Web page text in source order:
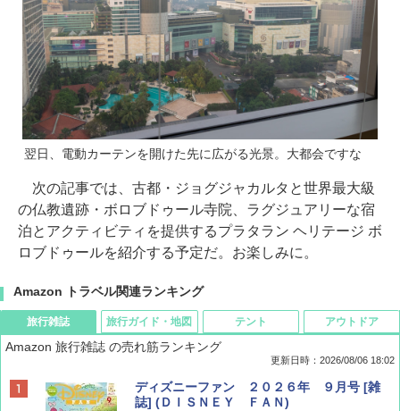
翌日、電動カーテンを開けた先に広がる光景。大都会ですな
次の記事では、古都・ジョグジャカルタと世界最大級
の仏教遺跡・ボロブドゥール寺院、ラグジュアリーな宿
泊とアクティビティを提供するプラタラン ヘリテージ ボ
ロブドゥールを紹介する予定だ。お楽しみに。
Amazon トラベル関連ランキング
旅行雑誌
Amazon 旅行雑誌 の売れ筋ランキング
更新日時：2026/08/06 18:02
ディズニーファン ２０２６年 ９月号 [雑
誌] (ＤＩＳＮＥＹ ＦＡＮ)
旅行ガイド・地図 テント アウトドア